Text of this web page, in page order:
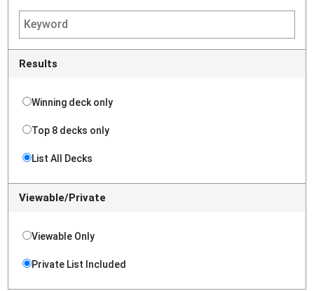
Results
Winning deck only
Top 8 decks only
List All Decks
Viewable/Private
Viewable Only
Private List Included